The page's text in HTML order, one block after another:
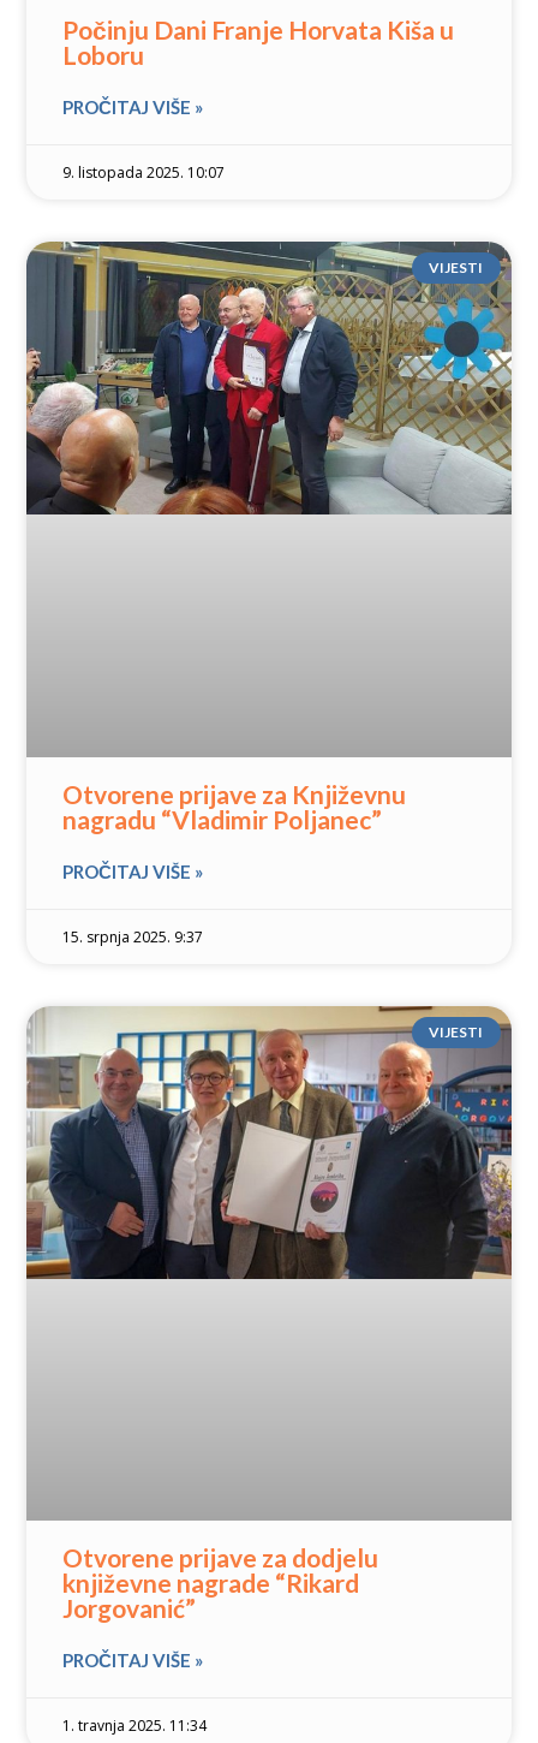
Počinju Dani Franje Horvata Kiša u
Loboru
PROČITAJ VIŠE »
9. listopada 2025. 10:07
VIJESTI
Otvorene prijave za Književnu
nagradu “Vladimir Poljanec”
PROČITAJ VIŠE »
15. srpnja 2025. 9:37
VIJESTI
Otvorene prijave za dodjelu
književne nagrade “Rikard
Jorgovanić”
PROČITAJ VIŠE »
1. travnja 2025. 11:34